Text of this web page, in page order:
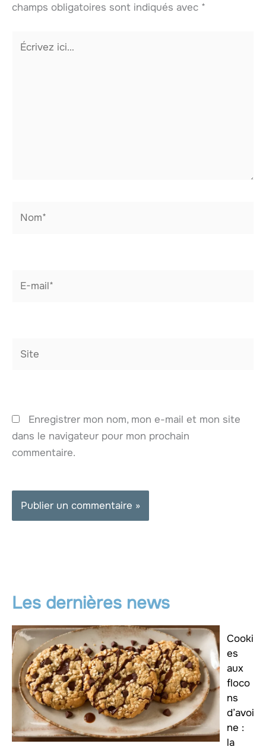
champs obligatoires sont indiqués avec *
Écrivez
Enregistrer mon nom, mon e-mail et mon site
dans le navigateur pour mon prochain
commentaire.
Les dernières news
Cooki
es
aux
floco
ns
d’avoi
ne :
la